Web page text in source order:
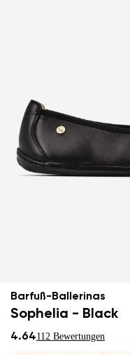
Barfuß-Ballerinas
Sophelia - Black
4.64112 Bewertungen